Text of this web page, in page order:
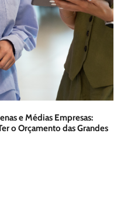
e Médias Empresas:
o Orçamento das Grandes